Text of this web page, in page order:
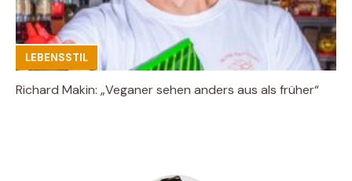
LEBENSSTIL
Richard Makin: „Veganer sehen anders aus als früher“